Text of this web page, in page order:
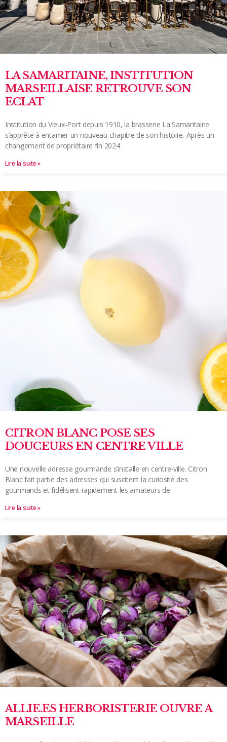
LA SAMARITAINE, INSTITUTION
MARSEILLAISE RETROUVE SON
ECLAT
Institution du Vieux-Port depuis 1910, la brasserie La Samaritaine
s’apprête à entamer un nouveau chapitre de son histoire. Après un
changement de propriétaire fin 2024
Lire la suite »
CITRON BLANC POSE SES
DOUCEURS EN CENTRE VILLE
Une nouvelle adresse gourmande s’installe en centre-ville. Citron
Blanc fait partie des adresses qui suscitent la curiosité des
gourmands et fidélisent rapidement les amateurs de
Lire la suite »
ALLIE.ES HERBORISTERIE OUVRE A
MARSEILLE